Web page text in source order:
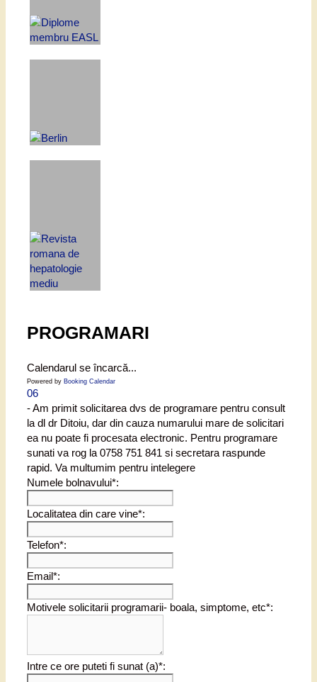
PROGRAMARI
Calendarul se încarcă...
Powered by Booking Calendar
06
- Am primit solicitarea dvs de programare pentru consult
la dl dr Ditoiu, dar din cauza numarului mare de solicitari
ea nu poate fi procesata electronic. Pentru programare
sunati va rog la 0758 751 841 si secretara raspunde
rapid. Va multumim pentru intelegere
Numele bolnavului*:
Localitatea din care vine*:
Telefon*:
Email*:
Motivele solicitarii programarii- boala, simptome, etc*:
Intre ce ore puteti fi sunat (a)*: